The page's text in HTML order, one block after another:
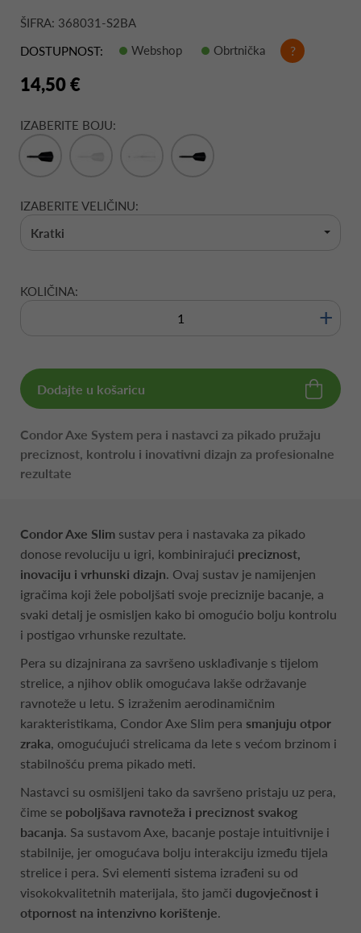
ŠIFRA: 368031-S2BA
DOSTUPNOST:
Webshop Obrtnička ?
14,50 €
IZABERITE BOJU:
IZABERITE VELIČINU:
Kratki
KOLIČINA:
+
Dodajte u košaricu
Condor Axe System pera i nastavci za pikado pružaju
preciznost, kontrolu i inovativni dizajn za profesionalne
rezultate
Condor Axe Slim sustav pera i nastavaka za pikado
donose revoluciju u igri, kombinirajući preciznost,
inovaciju i vrhunski dizajn. Ovaj sustav je namijenjen
igračima koji žele poboljšati svoje preciznije bacanje, a
svaki detalj je osmisljen kako bi omogućio bolju kontrolu
i postigao vrhunske rezultate.
Pera su dizajnirana za savršeno usklađivanje s tijelom
strelice, a njihov oblik omogućava lakše održavanje
ravnoteže u letu. S izraženim aerodinamičnim
karakteristikama, Condor Axe Slim pera smanjuju otpor
zraka, omogućujući strelicama da lete s većom brzinom i
stabilnošću prema pikado meti.
Nastavci su osmišljeni tako da savršeno pristaju uz pera,
čime se poboljšava ravnoteža i preciznost svakog
bacanja. Sa sustavom Axe, bacanje postaje intuitivnije i
stabilnije, jer omogućava bolju interakciju između tijela
strelice i pera. Svi elementi sistema izrađeni su od
visokokvalitetnih materijala, što jamči dugovječnost i
otpornost na intenzivno korištenje.